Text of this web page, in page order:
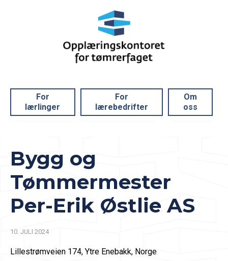
For
lærlinger
For
lærebedrifter
Om
oss
Bygg og
Tømmermester
Per-Erik Østlie AS
10. JULI 2024
Lillestrømveien 174, Ytre Enebakk, Norge